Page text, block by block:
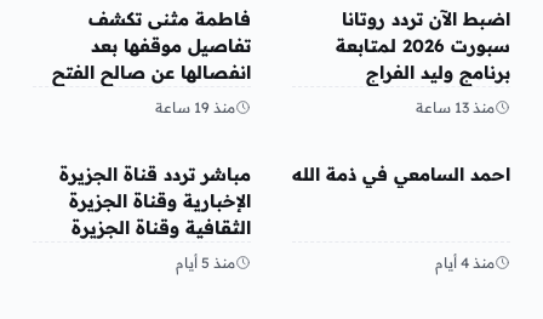
منوعات
اضبط الآن تردد روتانا
سبورت 2026 لمتابعة
برنامج وليد الفراج
منذ 13 ساعة
منوعات
فاطمة مثنى تكشف
تفاصيل موقفها بعد
انفصالها عن صالح الفتح
منذ 19 ساعة
منوعات
احمد السامعي في ذمة الله
منذ 4 أيام
منوعات
مباشر تردد قناة الجزيرة
الإخبارية وقناة الجزيرة
الثقافية وقناة الجزيرة
مباشر قنوات الجزيرة 2026
منذ 5 أيام